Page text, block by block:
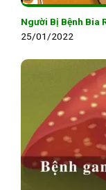
Người Bị Bệnh Bia
25/01/2022